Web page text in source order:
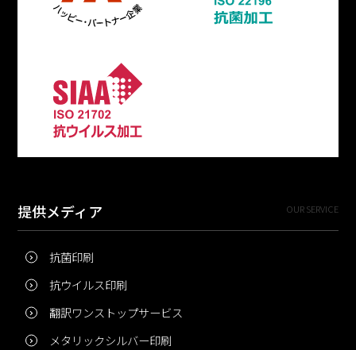
提供メディア OUR SERVICE
抗菌印刷
抗ウイルス印刷
翻訳ワンストップサービス
メタリックシルバー印刷